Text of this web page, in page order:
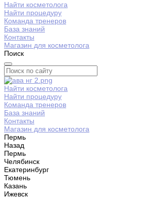
Найти косметолога
Найти процедуру
Команда тренеров
База знаний
Контакты
Магазин для косметолога
Поиск
Найти косметолога
Найти процедуру
Команда тренеров
База знаний
Контакты
Магазин для косметолога
Пермь
Назад
Пермь
Челябинск
Екатеринбург
Тюмень
Казань
Ижевск